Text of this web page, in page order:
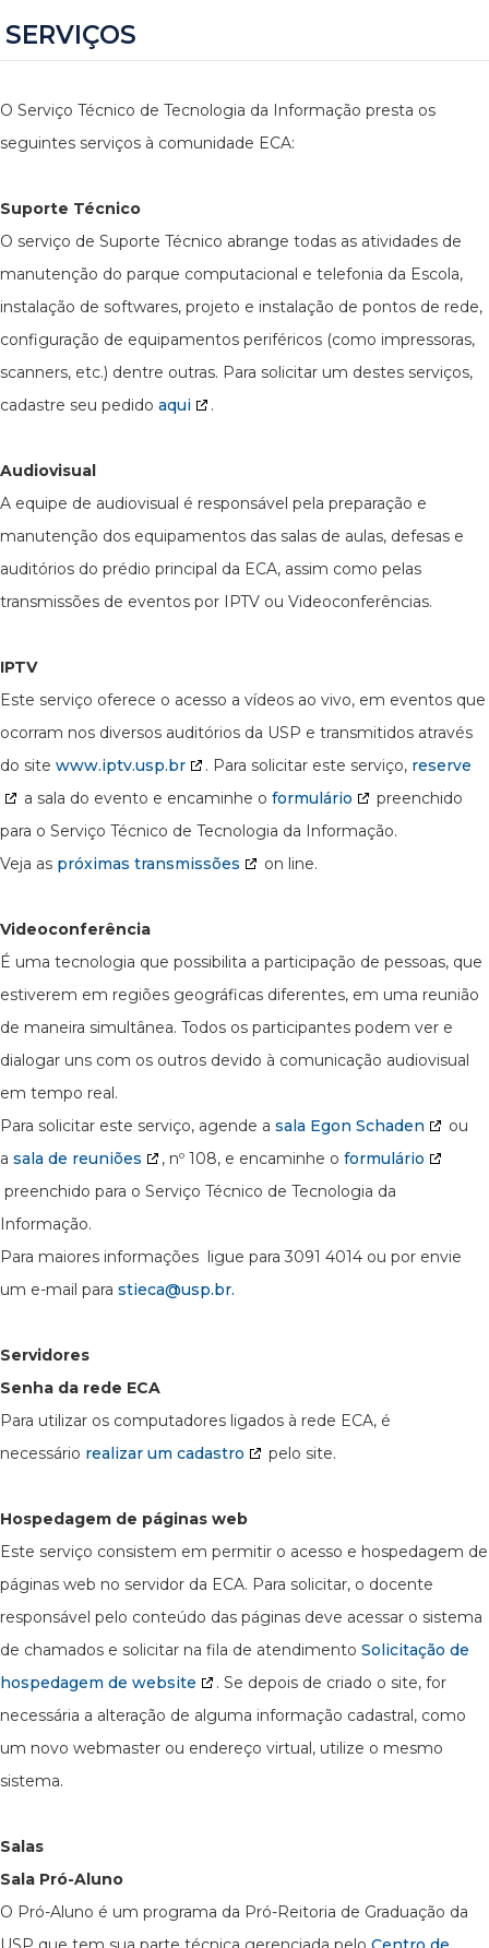
SERVIÇOS
O Serviço Técnico de Tecnologia da Informação presta os
seguintes serviços à comunidade ECA:
Suporte Técnico
O serviço de Suporte Técnico abrange todas as atividades de
manutenção do parque computacional e telefonia da Escola,
instalação de softwares, projeto e instalação de pontos de rede,
configuração de equipamentos periféricos (como impressoras,
scanners, etc.) dentre outras. Para solicitar um destes serviços,
cadastre seu pedido aqui .
Audiovisual
A equipe de audiovisual é responsável pela preparação e
manutenção dos equipamentos das salas de aulas, defesas e
auditórios do prédio principal da ECA, assim como pelas
transmissões de eventos por IPTV ou Videoconferências.
IPTV
Este serviço oferece o acesso a vídeos ao vivo, em eventos que
ocorram nos diversos auditórios da USP e transmitidos através
do site www.iptv.usp.br . Para solicitar este serviço, reserve
a sala do evento e encaminhe o formulário
preenchido
para o Serviço Técnico de Tecnologia da Informação.
Veja as próximas transmissões on line.
Videoconferência
É uma tecnologia que possibilita a participação de pessoas, que
estiverem em regiões geográficas diferentes, em uma reunião
de maneira simultânea. Todos os participantes podem ver e
dialogar uns com os outros devido à comunicação audiovisual
em tempo real.
Para solicitar este serviço, agende a sala Egon Schaden
ou
a sala de reuniões , nº 108, e encaminhe o formulário
preenchido para o Serviço Técnico de Tecnologia da
Informação.
Para maiores informações ligue para 3091 4014 ou por envie
um e-mail para stieca@usp.br.
Servidores
Senha da rede ECA
Para utilizar os computadores ligados à rede ECA, é
necessário realizar um cadastro pelo site.
Hospedagem de páginas web
Este serviço consistem em permitir o acesso e hospedagem de
páginas web no servidor da ECA. Para solicitar, o docente
responsável pelo conteúdo das páginas deve acessar o sistema
de chamados e solicitar na fila de atendimento Solicitação de
hospedagem de website
. Se depois de criado o site, for
necessária a alteração de alguma informação cadastral, como
um novo webmaster ou endereço virtual, utilize o mesmo
sistema.
Salas
Sala Pró-Aluno
O Pró-Aluno é um programa da Pró-Reitoria de Graduação da